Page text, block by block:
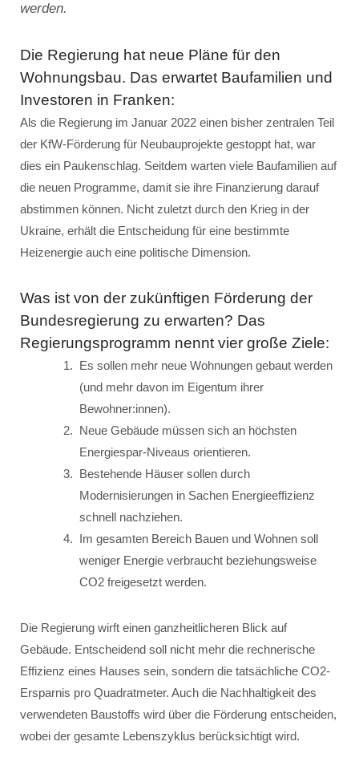
werden.
Die Regierung hat neue Pläne für den
Wohnungsbau. Das erwartet Baufamilien und
Investoren in Franken:
Als die Regierung im Januar 2022 einen bisher zentralen Teil
der KfW-Förderung für Neubauprojekte gestoppt hat, war
dies ein Paukenschlag. Seitdem warten viele Baufamilien auf
die neuen Programme, damit sie ihre Finanzierung darauf
abstimmen können. Nicht zuletzt durch den Krieg in der
Ukraine, erhält die Entscheidung für eine bestimmte
Heizenergie auch eine politische Dimension.
Was ist von der zukünftigen Förderung der
Bundesregierung zu erwarten? Das
Regierungsprogramm nennt vier große Ziele:
Es sollen mehr neue Wohnungen gebaut werden
(und mehr davon im Eigentum ihrer
Bewohner:innen).
Neue Gebäude müssen sich an höchsten
Energiespar-Niveaus orientieren.
Bestehende Häuser sollen durch
Modernisierungen in Sachen Energieeffizienz
schnell nachziehen.
Im gesamten Bereich Bauen und Wohnen soll
weniger Energie verbraucht beziehungsweise
CO2 freigesetzt werden.
Die Regierung wirft einen ganzheitlicheren Blick auf
Gebäude. Entscheidend soll nicht mehr die rechnerische
Effizienz eines Hauses sein, sondern die tatsächliche CO2-
Ersparnis pro Quadratmeter. Auch die Nachhaltigkeit des
verwendeten Baustoffs wird über die Förderung entscheiden,
wobei der gesamte Lebenszyklus berücksichtigt wird.